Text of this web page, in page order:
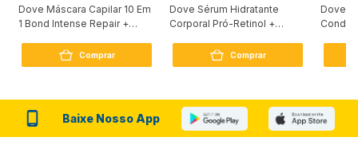
Dove Máscara Capilar 10 Em
1 Bond Intense Repair +
Comprar
Dove Sérum Hidratante
Corporal Pró-Retinol +
Comprar
Dove
Baixe Nosso App